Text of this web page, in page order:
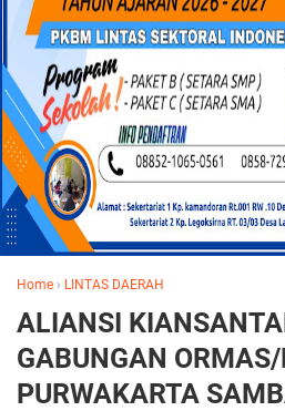
Home › LINTAS DAERAH
ALIANSI
GABUNGAN
PURWAKARTA